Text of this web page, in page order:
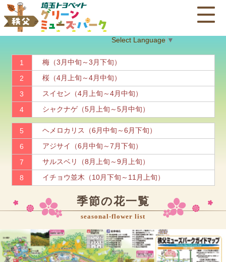
Select Language ▼
1
梅（3月中旬～3月下旬）
2
桜（4月上旬～4月中旬）
3
スイセン（4月上旬～4月中旬）
4
シャクナゲ（5月上旬～5月中旬）
5
ヘメロカリス（6月中旬～6月下旬）
6
アジサイ（6月中旬～7月下旬）
7
サルスベリ（8月上旬～9月上旬）
8
イチョウ並木（10月下旬～11月上旬）
季節の花一覧
seasonal-flower list